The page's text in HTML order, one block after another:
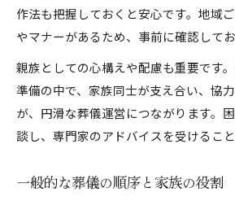
作法も把握しておくと安心です。地域
やマナーがあるため、事前に確認して
親族としての心構えや配慮も重要です
準備の中で、家族同士が支え合い、協
が、円滑な葬儀運営につながります。
談し、専門家のアドバイスを受けること
一般的な葬儀の順序と家族の役割